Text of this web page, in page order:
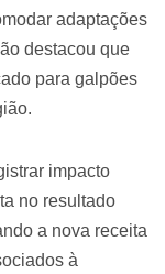
adaptações
destacou que
para galpões
impacto
no resultado
a nova receita
à